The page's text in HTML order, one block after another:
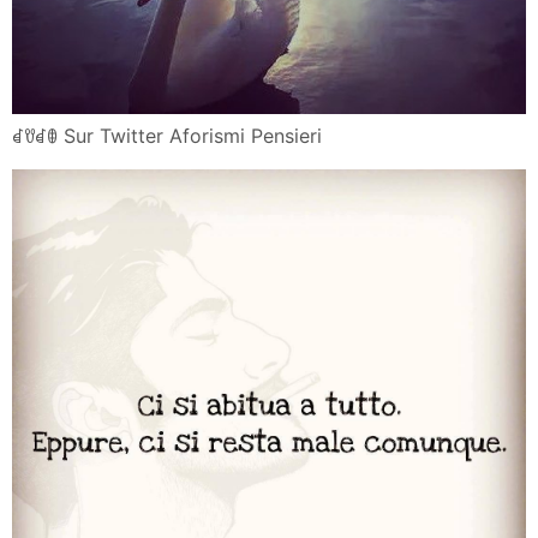
ꀸꀎꀸꂦ Sur Twitter Aforismi Pensieri